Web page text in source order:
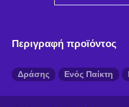
Περιγραφή προϊόντος
Δράσης Ενός Παίκτη